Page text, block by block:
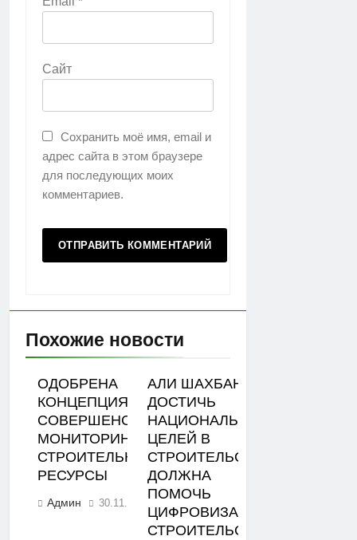
Сайт
Сохранить моё имя, email и
адрес сайта в этом браузере
для последующих моих
комментариев.
Похожие новости
ОДОБРЕНА
КОНЦЕПЦИЯ
СОВЕРШЕНСТВОВАНИЯ
МОНИТОРИНГА ЦЕН НА
СТРОИТЕЛЬНЫЕ
РЕСУРСЫ
Админ 30.11.2023
АЛИ ШАХБАНОВ:
ДОСТИЧЬ
НАЦИОНАЛЬНЫХ
ЦЕЛЕЙ В
СТРОИТЕЛЬСТВЕ
ДОЛЖНА
ПОМОЧЬ
ЦИФРОВИЗАЦИЯ
СТРОИТЕЛЬСТВА